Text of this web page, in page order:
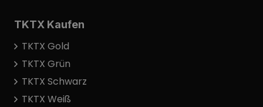
TKTX Kaufen
TKTX Gold
TKTX Grün
TKTX Schwarz
TKTX Weiß